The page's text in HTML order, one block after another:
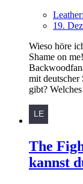
19.
Wieso höre
Shame on
mit
gibt?
The
kannst